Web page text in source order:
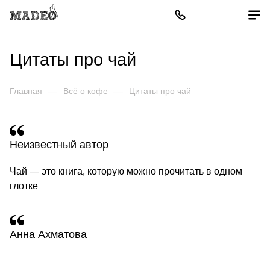
Цитаты про чай
Главная — Всё о кофе — Цитаты про чай
Неизвестный автор
Чай — это книга, которую можно прочитать в одном
глотке
Анна Ахматова